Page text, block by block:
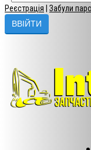
Реєстрація Забули